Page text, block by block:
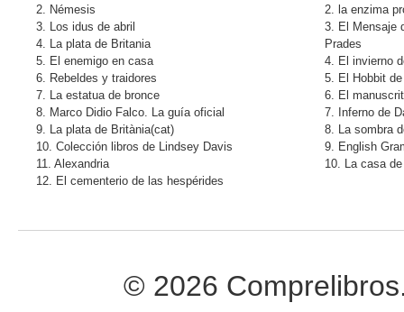
2. Némesis
3. Los idus de abril
4. La plata de Britania
5. El enemigo en casa
6. Rebeldes y traidores
7. La estatua de bronce
8. Marco Didio Falco. La guía oficial
9. La plata de Britània(cat)
10. Colección libros de Lindsey Davis
11. Alexandria
12. El cementerio de las hespérides
2. la enzima
3. El Mensaje
Prades
4. El invierno
5. El Hobbit
6. El
7. Inferno de
8. La sombra
9. English
10. La casa
© 2026